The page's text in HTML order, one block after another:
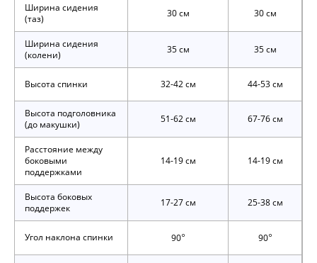
Ширина сидения
(таз)
30 см 30 см
Ширина сидения
(колени)
35 см 35 см
Высота спинки 32-42 см 44-53 см
Высота подголовника
(до макушки)
51-62 см 67-76 см
Расстояние между
боковыми
поддержками
14-19 см 14-19 см
Высота боковых
поддержек
17-27 см 25-38 см
Угол наклона спинки 90° 90°